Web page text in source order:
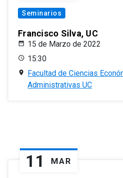
Seminarios
Francisco Silva, UC
15 de Marzo de 2022
15:30
Facultad de Ciencias
Administrativas UC
11 MAR